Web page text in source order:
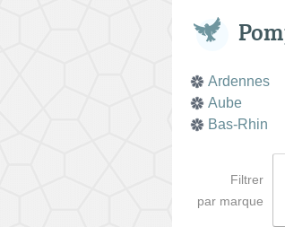
Ardennes
Aube
Bas-Rhin
Filtrer
par marque